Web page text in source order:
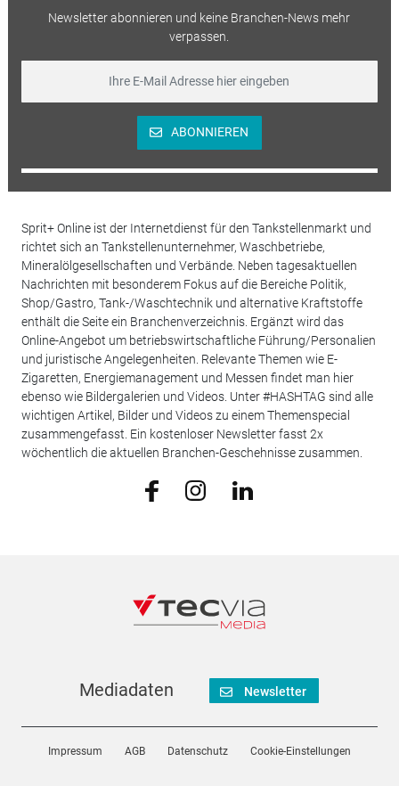
Newsletter abonnieren und keine Branchen-News mehr
verpassen.
ABONNIEREN
Sprit+ Online ist der Internetdienst für den Tankstellenmarkt und
richtet sich an Tankstellenunternehmer, Waschbetriebe,
Mineralölgesellschaften und Verbände. Neben tagesaktuellen
Nachrichten mit besonderem Fokus auf die Bereiche Politik,
Shop/Gastro, Tank-/Waschtechnik und alternative Kraftstoffe
enthält die Seite ein Branchenverzeichnis. Ergänzt wird das
Online-Angebot um betriebswirtschaftliche Führung/Personalien
und juristische Angelegenheiten. Relevante Themen wie E-
Zigaretten, Energiemanagement und Messen findet man hier
ebenso wie Bildergalerien und Videos. Unter #HASHTAG sind alle
wichtigen Artikel, Bilder und Videos zu einem Themenspecial
zusammengefasst. Ein kostenloser Newsletter fasst 2x
wöchentlich die aktuellen Branchen-Geschehnisse zusammen.
Mediadaten Newsletter
Impressum AGB Datenschutz Cookie-Einstellungen